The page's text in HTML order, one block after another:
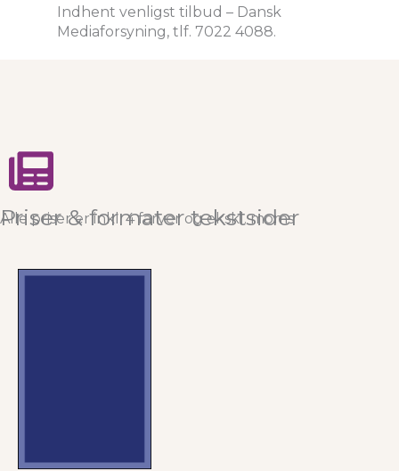
Indhent venligst tilbud – Dansk
Mediaforsyning, tlf. 7022 4088.
Priser & formater tekstsider
Alle priser er inkl. 4 farver og ekskl. moms